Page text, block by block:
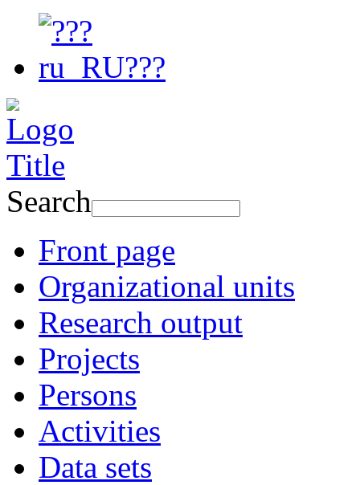
Search
Front page
Organizational units
Research output
Projects
Persons
Activities
Data sets